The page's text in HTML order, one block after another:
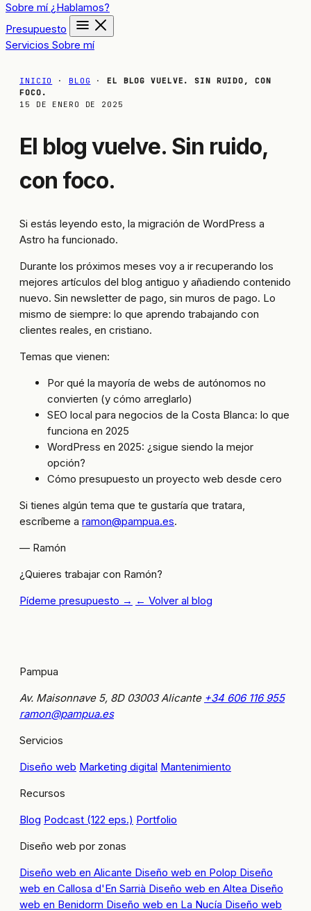
Sobre mí ¿Hablamos?
Presupuesto
Servicios Sobre mí
INICIO · BLOG · EL BLOG VUELVE. SIN RUIDO, CON
FOCO.
15 DE ENERO DE 2025
El blog vuelve. Sin ruido,
con foco.
Si estás leyendo esto, la migración de WordPress a
Astro ha funcionado.
Durante los próximos meses voy a ir recuperando los
mejores artículos del blog antiguo y añadiendo contenido
nuevo. Sin newsletter de pago, sin muros de pago. Lo
mismo de siempre: lo que aprendo trabajando con
clientes reales, en cristiano.
Temas que vienen:
Por qué la mayoría de webs de autónomos no
convierten (y cómo arreglarlo)
SEO local para negocios de la Costa Blanca: lo que
funciona en 2025
WordPress en 2025: ¿sigue siendo la mejor
opción?
Cómo presupuesto un proyecto web desde cero
Si tienes algún tema que te gustaría que tratara,
escríbeme a ramon@pampua.es.
— Ramón
¿Quieres trabajar con Ramón?
Pídeme presupuesto → ← Volver al blog
Pampua
Av. Maisonnave 5, 8D 03003 Alicante +34 606 116 955
ramon@pampua.es
Servicios
Diseño web Marketing digital Mantenimiento
Recursos
Blog Podcast (122 eps.) Portfolio
Diseño web por zonas
Diseño web en Alicante Diseño web en Polop Diseño
web en Callosa d'En Sarrià Diseño web en Altea Diseño
web en Benidorm Diseño web en La Nucía Diseño web